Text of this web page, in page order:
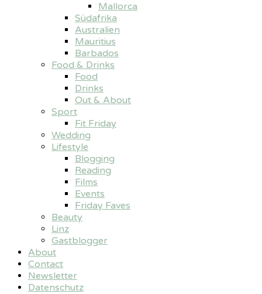
Mallorca
Südafrika
Australien
Mauritius
Barbados
Food & Drinks
Food
Drinks
Out & About
Sport
Fit Friday
Wedding
Lifestyle
Blogging
Reading
Films
Events
Friday Faves
Beauty
Linz
Gastblogger
About
Contact
Newsletter
Datenschutz